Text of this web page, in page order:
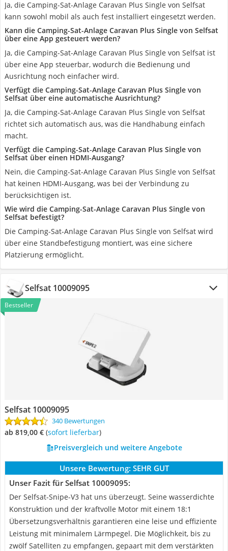
Ja, die Camping-Sat-Anlage Caravan Plus Single von Selfsat
kann sowohl mobil als auch fest installiert eingesetzt werden.
Kann die Camping-Sat-Anlage Caravan Plus Single von Selfsat
über eine App gesteuert werden?
Ja, die Camping-Sat-Anlage Caravan Plus Single von Selfsat ist
über eine App steuerbar, wodurch die Bedienung und
Ausrichtung noch einfacher wird.
Verfügt die Camping-Sat-Anlage Caravan Plus Single von
Selfsat über eine automatische Ausrichtung?
Ja, die Camping-Sat-Anlage Caravan Plus Single von Selfsat
richtet sich automatisch aus, was die Handhabung einfach
macht.
Verfügt die Camping-Sat-Anlage Caravan Plus Single von
Selfsat über einen HDMI-Ausgang?
Nein, die Camping-Sat-Anlage Caravan Plus Single von Selfsat
hat keinen HDMI-Ausgang, was bei der Verbindung zu
berücksichtigen ist.
Wie wird die Camping-Sat-Anlage Caravan Plus Single von
Selfsat befestigt?
Die Camping-Sat-Anlage Caravan Plus Single von Selfsat wird
über eine Standbefestigung montiert, was eine sichere
Platzierung ermöglicht.
Selfsat 10009095
Bestseller
Selfsat 10009095
340 Bewertungen
ab 819,00 € ( Sofort lieferbar)
Preisvergleich und weitere Angebote
Unsere Bewertung: SEHR GUT
Unser Fazit für Selfsat 10009095:
Der Selfsat-Snipe-V3 hat uns überzeugt. Seine wasserdichte
Konstruktion und der kraftvolle Motor mit einem 18:1
Übersetzungsverhältnis garantieren eine leise und effiziente
Leistung mit minimalem Lärmpegel. Die Möglichkeit, bis zu
zwölf Satelliten zu empfangen, gepaart mit dem verstärkten